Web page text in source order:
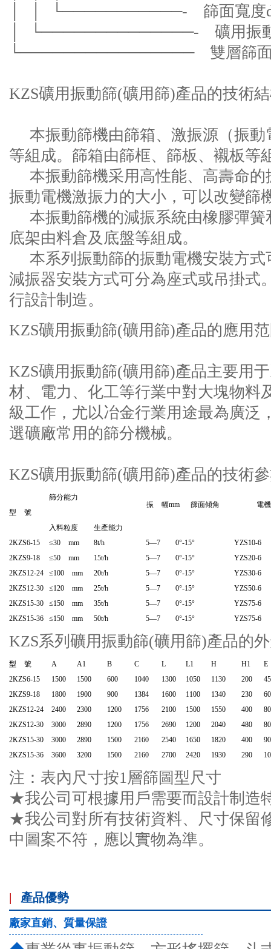
│ │ └───────────- 篩面寬度
│ └──────────────- 礦用振
└──────────────── 雙層篩面
KZS礦用振動篩(礦用篩)產品的技術
本振動篩機由篩箱、激振源（振動
等組成。篩箱由篩框、篩板、襯板等
本振動篩機采用高性能、高壽命的
振動電機激振力的大小，可以改變篩
本振動篩機的減振系統由橡膠彈簧
底架由料倉及底盤等組成。
本系列振動篩的振動電機安裝方式
減振器安裝方式可分為座式或吊掛式
行設計制造。
KZS礦用振動篩(礦用篩)產品的應用
KZS礦用振動篩(礦用篩)產品主要用
材、電力、化工等行業中對大塊物料
級工作，尤以冶金行業用途最為廣泛
選礦廠常用的篩分機械。
KZS礦用振動篩(礦用篩)產品的技術
型 號
篩分能力
振 幅mm
篩面傾角 電
入料粒度
生產能力
2KZS6-15
≤30 mm 8t/h 5—7 0°-15°
YZS10-6
2KZS9-18
≤50 mm 15t/h 5—7 0°-15°
YZS20-6
2KZS12-24
≤100 mm 20t/h 5—7 0°-15°
YZS30-6
2KZS12-30
≤120 mm 25t/h 5—7 0°-15°
YZS50-6
2KZS15-30
≤150 mm 35t/h 5—7 0°-15°
YZS75-6
2KZS15-36
≤150 mm 50t/h 5—7 0°-15° YZS75-6
KZS系列礦用振動篩(礦用篩)產品的
型 號 A A1 B C L L1 H H1
E
2KZS6-15
1500 1500 600 1040 1300 1050 1130 200
2KZS9-18
1800 1900 900 1384 1600 1100 1340 230
2KZS12-24
2400 2300 1200 1756 2100 1500 1550 400
2KZS12-30
3000 2890 1200 1756 2690 1200 2040 480
2KZS15-30
3000 2890 1500 2160 2540 1650 1820 400
2KZS15-36
3600 3200 1500 2160 2700 2420 1930 290
注：表內尺寸按1層篩圖型尺寸
★我公司可根據用戶需要而設計制造
★我公司對所有技術資料、尺寸保留
中圖案不符，應以實物為準。
| 產品優勢
廠家直銷、質量保證